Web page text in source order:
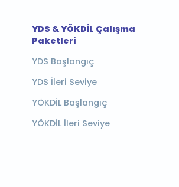
YDS & YÖKDİL Çalışma
Paketleri
YDS Başlangıç
YDS İleri Seviye
YÖKDİL Başlangıç
YÖKDİL İleri Seviye